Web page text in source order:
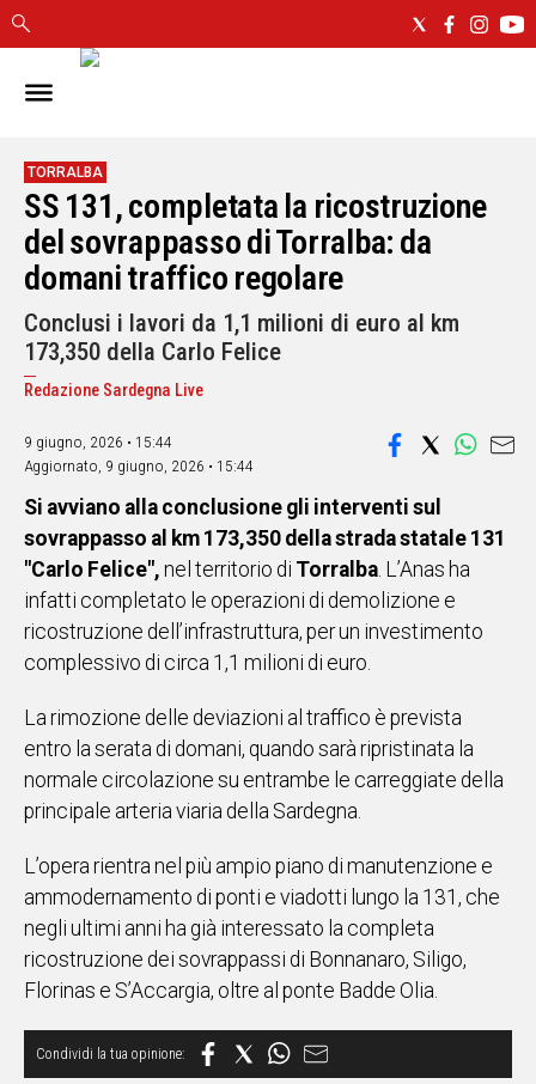
IN
CAGLIARI
SASSARI
NUORO
ORISTANO
SULCIS
GALLURA
OGLIASTRA
MEDIO
ALTRE
NOTIZIE
POLITICA
IN
ITALIA
NEL
MONDO
SPORT
EVENTI
STORIE
VIDEO
Vai
UNISCITI
AL CANALE
WHATSAPP
TORRALBA
SS 131, completata la ricostruzione
del sovrappasso di Torralba: da
domani traffico regolare
Conclusi i lavori da 1,1 milioni di euro al km
173,350 della Carlo Felice
Redazione Sardegna Live
9 giugno, 2026 • 15:44
Aggiornato, 9 giugno, 2026 • 15:44
Si avviano alla conclusione gli interventi sul
sovrappasso al km 173,350 della strada statale 131
"Carlo Felice", nel territorio di Torralba. L’Anas ha
infatti completato le operazioni di demolizione e
ricostruzione dell’infrastruttura, per un investimento
complessivo di circa 1,1 milioni di euro.
La rimozione delle deviazioni al traffico è prevista
entro la serata di domani, quando sarà ripristinata la
normale circolazione su entrambe le carreggiate della
principale arteria viaria della Sardegna.
L’opera rientra nel più ampio piano di manutenzione e
ammodernamento di ponti e viadotti lungo la 131, che
negli ultimi anni ha già interessato la completa
ricostruzione dei sovrappassi di Bonnanaro, Siligo,
Florinas e S’Accargia, oltre al ponte Badde Olia.